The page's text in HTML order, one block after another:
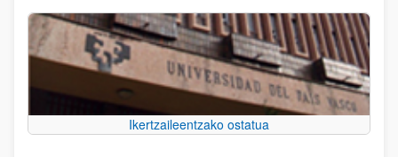
Ikertzaileentzako ostatua